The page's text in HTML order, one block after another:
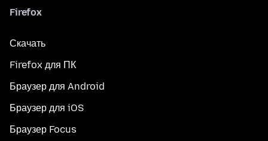
Firefox
Скачать
Firefox для ПК
Браузер для Android
Браузер для iOS
Браузер Focus